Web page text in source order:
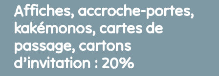
Affiches, accroche-portes,
kakémonos, cartes de
passage, cartons
d’invitation : 20%